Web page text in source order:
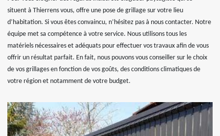
situent à Thierrens vous, offre une pose de grillage sur votre lieu
d’habitation. Si vous êtes convaincu, n’hésitez pas à nous contacter. Notre
équipe met sa compétence à votre service. Nous utilisons tous les
matériels nécessaires et adéquats pour effectuer vos travaux afin de vous
offrir un résultat parfait. En fait, nous pouvons vous conseiller sur le choix
de vos grillages en fonction de vos goûts, des conditions climatiques de
votre région et notamment de votre budget.